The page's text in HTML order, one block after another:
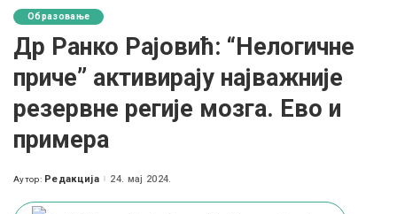
Образовање
Др Ранко Рајовић: “Нелогичне
приче” активирају најважније
резервне регије мозга. Ево и
примера
Posted
Аутор: Редакција 24. мај 2024.